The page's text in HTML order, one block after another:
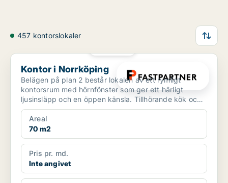
457 kontorslokaler
Kontor i Norrköping
Kontor i Norrköping
Belägen på plan 2 består lokalen av ett rymligt
kontorsrum med hörnfönster som ger ett härligt
ljusinsläpp och en öppen känsla. Tillhörande kök och
WC finns ...
Areal
70 m2
Pris pr. md.
Inte angivet